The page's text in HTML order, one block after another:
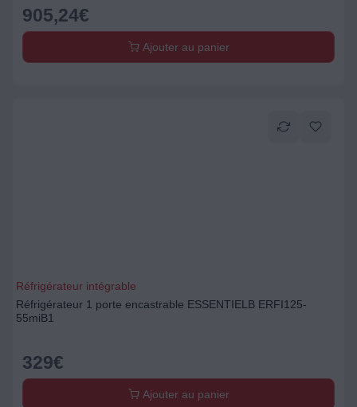
905,24€
Ajouter au panier
Réfrigérateur intégrable
Réfrigérateur 1 porte encastrable ESSENTIELB ERFI125-
55miB1
329€
Ajouter au panier